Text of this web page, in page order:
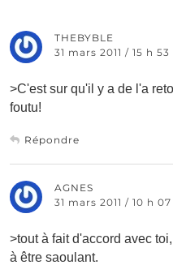
THEBYBLE
31 mars 2011 / 15 h
>C'est sur qu'il y a de l'a
foutu!
Répondre
AGNES
31 mars 2011 / 10 h
>tout à fait d'accord avec
à être saoulant.